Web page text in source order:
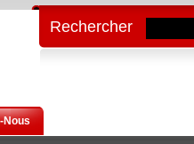
Nous
Rechercher